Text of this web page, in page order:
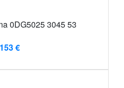
0DG5025 3045 53
153 €